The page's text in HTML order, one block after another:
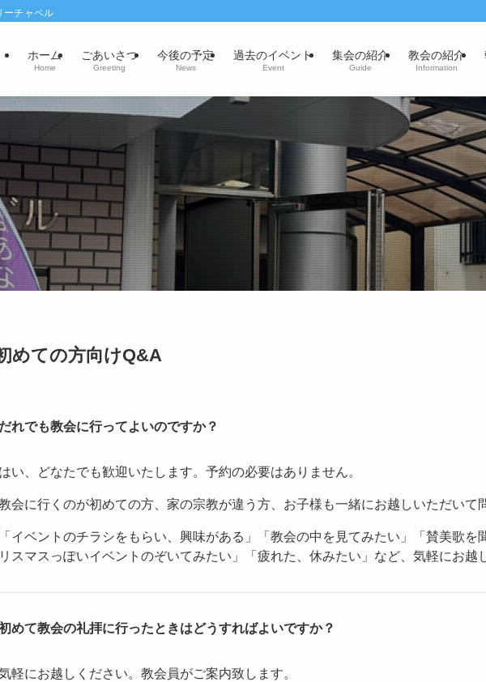
ーチャペル
ホーム
Home
ごあいさつ
Greeting
今後の予定
News
過去のイベント
Event
集会の紹介
Guide
教会の紹介
Information
めての方向けQ&A
だれでも教会に行ってよいのですか？
はい、どなたでも歓迎いたします。予約の必要はありません。
会に行くのが初めての方、家の宗教が違う方、お子様も一緒にお越しいただいて
「イベントのチラシをもらい、興味がある」「教会の中を見てみたい」「賛美歌を
リスマスっぽいイベントのぞいてみたい」「疲れた、休みたい」など、気軽にお越
めて教会の礼拝に行ったときはどうすればよいですか？
軽にお越しください。教会員がご案内致します。